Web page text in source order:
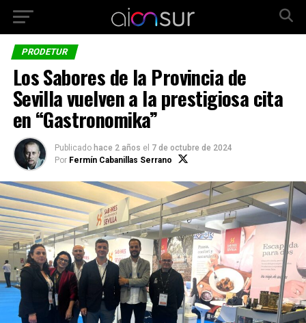
PRODETUR
Los Sabores de la Provincia de
Sevilla vuelven a la prestigiosa cita
en “Gastronomika”
Publicado hace 2 años el 7 de octubre de 2024
Por Fermín Cabanillas Serrano